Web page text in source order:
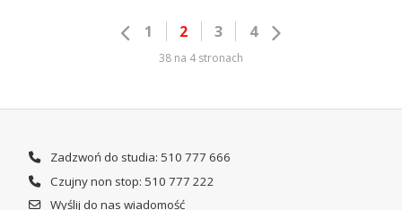
1 2 3 4
38 na 4 stronach
Zadzwoń do studia: 510 777 666
Czujny non stop: 510 777 222
Wyślij do nas wiadomość